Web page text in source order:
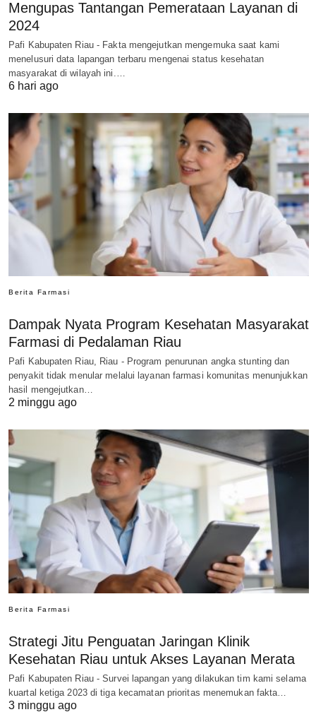
Mengupas Tantangan Pemerataan Layanan di
2024
Pafi Kabupaten Riau - Fakta mengejutkan mengemuka saat kami
menelusuri data lapangan terbaru mengenai status kesehatan
masyarakat di wilayah ini.…
6 hari ago
Berita Farmasi
Dampak Nyata Program Kesehatan Masyarakat
Farmasi di Pedalaman Riau
Pafi Kabupaten Riau, Riau - Program penurunan angka stunting dan
penyakit tidak menular melalui layanan farmasi komunitas menunjukkan
hasil mengejutkan…
2 minggu ago
Berita Farmasi
Strategi Jitu Penguatan Jaringan Klinik
Kesehatan Riau untuk Akses Layanan Merata
Pafi Kabupaten Riau - Survei lapangan yang dilakukan tim kami selama
kuartal ketiga 2023 di tiga kecamatan prioritas menemukan fakta…
3 minggu ago